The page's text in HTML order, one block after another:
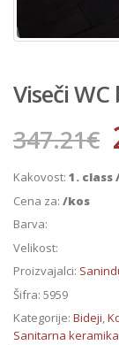
Viseči
347.21€
Kakovost: 1. class
Cena za: /kos
Barva:
Velikost:
Proizvajalci:
Šifra: 5959
Kategorije: Bideji,
Sanitarna keramika